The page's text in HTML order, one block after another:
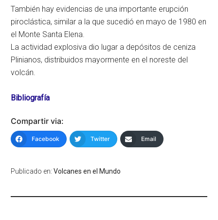
También hay evidencias de una importante erupción
piroclástica, similar a la que sucedió en mayo de 1980 en
el Monte Santa Elena.
La actividad explosiva dio lugar a depósitos de ceniza
Plinianos, distribuidos mayormente en el noreste del
volcán.
Bibliografía
Compartir via:
Facebook Twitter Email
Publicado en:Volcanes en el Mundo